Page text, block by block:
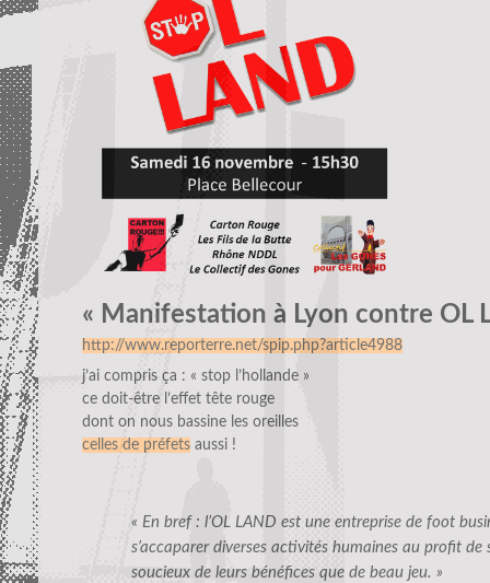
« Manifestation à Lyon contre OL
http://www.reporterre.net/spip.php?article4988
j’ai compris ça : « stop l’hollande »
ce doit-être l’effet tête rouge
dont on nous bassine les oreilles
celles de préfets aussi !
« En bref : l’OL LAND est une entreprise de foot
s’accaparer diverses activités humaines au profit de
soucieux de leurs bénéfices que de beau jeu. »